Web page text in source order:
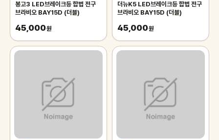
봉고3 LED브레이크등 합법 전구
브라비오 BAY15D (더블)
45,000원
더뉴K5 LED브레이크등 합법 전구
브라비오 BAY15D (더블)
45,000원